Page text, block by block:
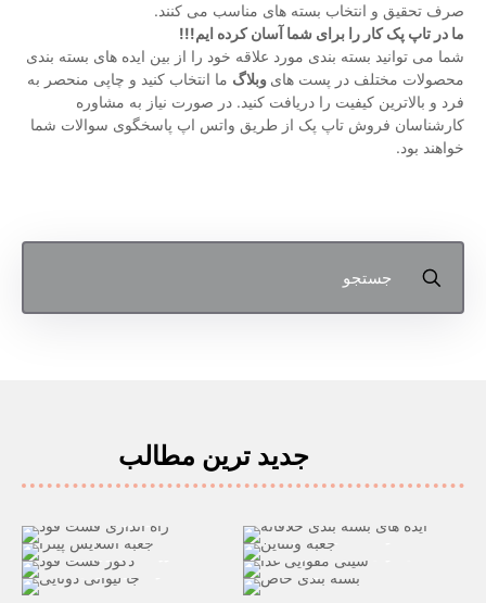
صرف تحقیق و انتخاب بسته های مناسب می کنند.
ما در تاپ پک کار را برای شما آسان کرده ایم!!!
شما می توانید بسته بندی مورد علاقه خود را از بین ایده های بسته بندی
محصولات مختلف در پست های وبلاگ ما انتخاب کنید و چاپی منحصر به
فرد و بالاترین کیفیت را دریافت کنید. در صورت نیاز به مشاوره
کارشناسان فروش تاپ پک از طریق واتس اپ پاسخگوی سوالات شما
خواهند بود.
جدید ترین مطالب
جعبه پیتزا اسلایسی
سینی مقوایی غذا برای رستوران ها
ایده دکور فست فود و رستوران